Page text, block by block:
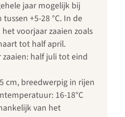
jaar mogelijk bij
+5-28 °C. In de
voorjaar zaaien zoals
tot half april.
half juli tot eind
cm, breedwerpig in rijen
16-18°C
van het